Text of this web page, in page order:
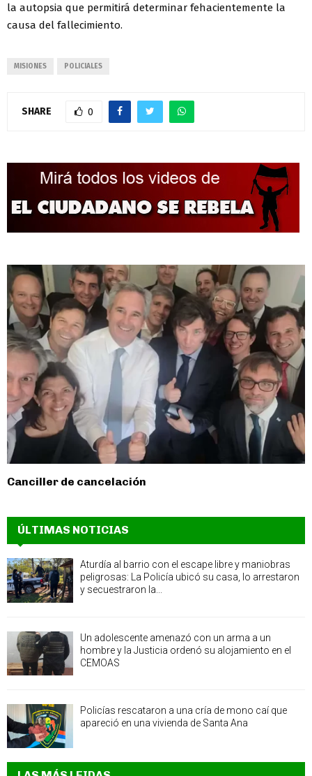
la autopsia que permitirá determinar fehacientemente la
causa del fallecimiento.
MISIONES POLICIALES
SHARE 0
Canciller de cancelación
ÚLTIMAS NOTICIAS
Aturdía al barrio con el escape libre y maniobras
peligrosas: La Policía ubicó su casa, lo arrestaron
y secuestraron la...
Un adolescente amenazó con un arma a un
hombre y la Justicia ordenó su alojamiento en el
CEMOAS
Policías rescataron a una cría de mono caí que
apareció en una vivienda de Santa Ana